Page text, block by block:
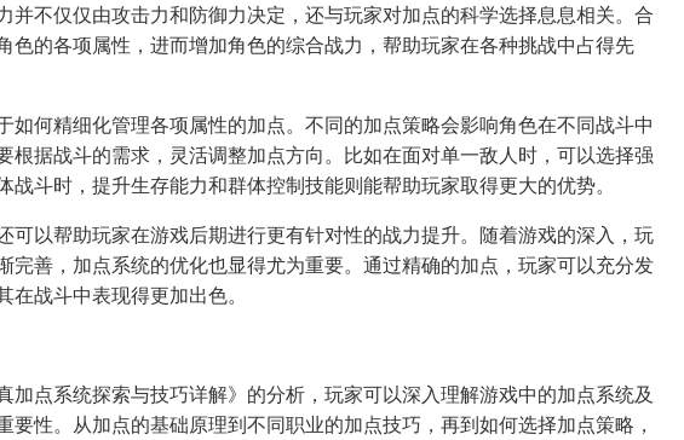
并不仅仅由攻击力和防御力决定，还与玩家对加点的科学选择息息相关。合
色的各项属性，进而增加角色的综合战力，帮助玩家在各种挑战中占得先
如何精细化管理各项属性的加点。不同的加点策略会影响角色在不同战斗中
根据战斗的需求，灵活调整加点方向。比如在面对单一敌人时，可以选择强
战斗时，提升生存能力和群体控制技能则能帮助玩家取得更大的优势。
可以帮助玩家在游戏后期进行更有针对性的战力提升。随着游戏的深入，玩
完善，加点系统的优化也显得尤为重要。通过精确的加点，玩家可以充分发
在战斗中表现得更加出色。
加点系统探索与技巧详解》的分析，玩家可以深入理解游戏中的加点系统及
要性。从加点的基础原理到不同职业的加点技巧，再到如何选择加点策略，